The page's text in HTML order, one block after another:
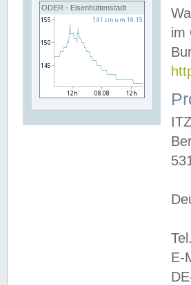
ODER - Eisenhüttenstadt
im
E-